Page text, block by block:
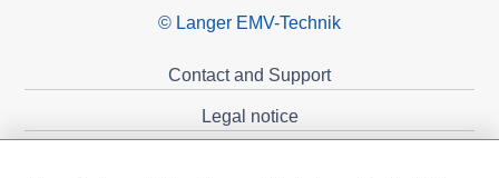
© Langer EMV-Technik
Contact and Support
Legal notice